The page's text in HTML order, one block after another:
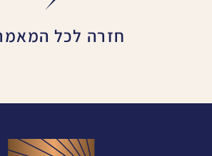
לכל המאמרים